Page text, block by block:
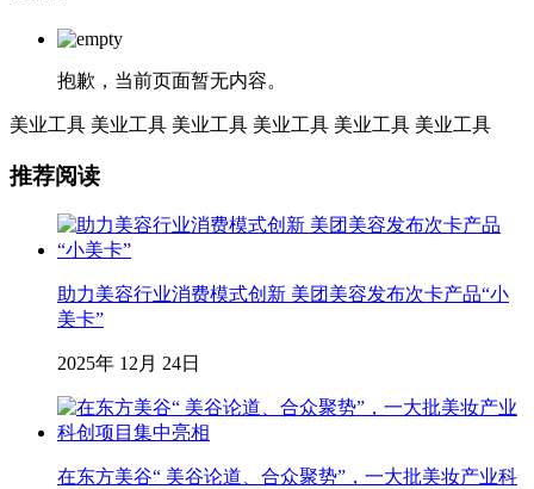
抱歉，当前页面暂无内容。
美业工具 美业工具 美业工具 美业工具 美业工具 美业工具
推荐阅读
助力美容行业消费模式创新 美团美容发布次卡产品“小
美卡”
2025年 12月 24日
在东方美谷“ 美谷论道、合众聚势”，一大批美妆产业科